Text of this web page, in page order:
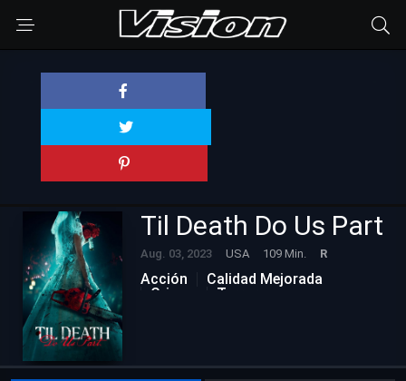
Til Death Do Us Part
Aug. 03, 2023 USA 109 Min. R
Acción
Calidad Mejorada
Crimen
Terror